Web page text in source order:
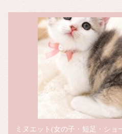
ミヌエット(女の子・短足・シ